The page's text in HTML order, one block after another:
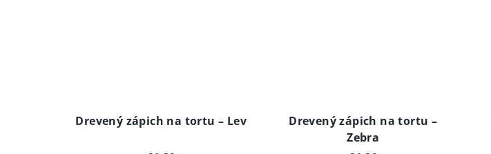
Drevený zápich na tortu – Lev
Drevený zápich na tortu –
Zebra